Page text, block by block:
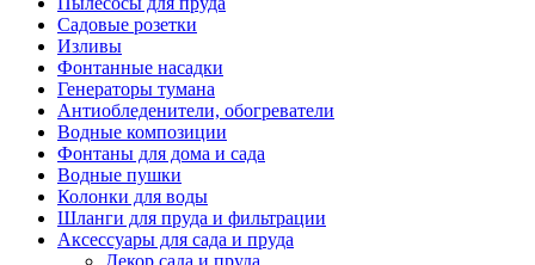
Садовые розетки
Изливы
Фонтанные насадки
Генераторы тумана
Антиобледенители, обогреватели
Водные композиции
Фонтаны для дома и сада
Водные пушки
Колонки для воды
Шланги для пруда и фильтрации
Аксессуары для сада и пруда
Декор сада и пруда